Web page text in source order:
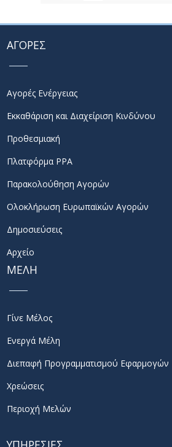
ΑΓΟΡΕΣ
Αγορές Ενέργειας
Εκκαθάριση και Διαχείριση Κινδύνου
Προθεσμιακή
Πλατφόρμα PPA
Παρακολούθηση Αγορών
Ολοκλήρωση Ευρωπαϊκών Αγορών
Δημοσιεύσεις
Αρχείο
ΜΕΛΗ
Γίνε Μέλος
Ενεργά Μέλη
Διεπαφή Προγραμματισμού Εφαρμογών
Χρεώσεις
Περιοχή Μελών